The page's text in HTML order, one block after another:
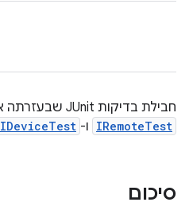
חבילת בדיקות JUnit שבעזרתה אפשר לבדוק את השירותים
IRemoteTest ו- IDeviceTest
סיכום